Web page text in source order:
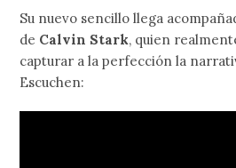
Su nuevo sencillo llega
de Calvin Stark, quien
capturar a la perfección la
Escuchen: